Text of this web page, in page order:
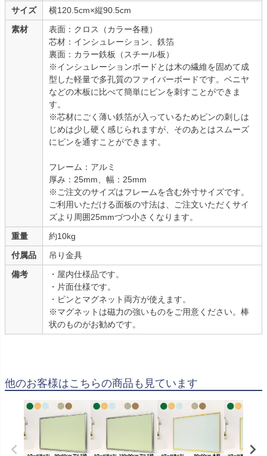
サイズ
横120.5cm×縦90.5cm
素材
表面：クロス（カラー各種）
芯材：インシュレーション、鉄箔
裏面：カラー鉄板（スチール板）
※インシュレーションボードとは木の繊維を固めて成
型した軽量で多孔質のファイバーボードです。ベニヤ
などの木板に比べて簡単にピンを刺すことができま
す。
※芯材にごく薄い鉄箔が入っているためピンの刺しは
じめは少し硬く感じられますが、そのあとはスムーズ
にピンを通すことができます。
フレーム：アルミ
厚み：25mm、幅：25mm
※ご注文のサイズはフレームを含む外寸サイズです。
ご利用いただける面板の寸法は、ご注文いただくサイ
ズより周囲25mmづつ小さくなります。
重量
約10kg
付属品
吊り金具
備考
・屋内仕様品です。
・片面仕様です。
・ピンとマグネット両方が使えます。
※マグネットは磁力の強いものをご用意ください。棒
状のものがお勧めです。
他のお客様はこちらの商品も見ています